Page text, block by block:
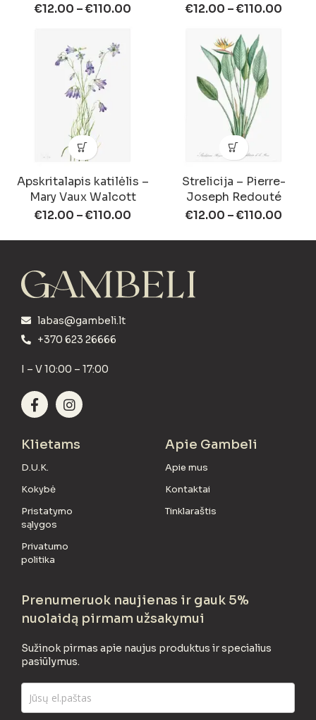
€12.00 –€110.00
€12.00 –€110.00
Apskritalapis katilėlis –
Mary Vaux Walcott
€12.00 –€110.00
Strelicija – Pierre-
Joseph Redouté
€12.00 –€110.00
labas@gambeli.lt
+370 623 26666
I – V 10:00 – 17:00
Klietams
D.U.K.
Kokybė
Pristatymo
sąlygos
Privatumo
politika
Apie Gambeli
Apie mus
Kontaktai
Tinklaraštis
Prenumeruok naujienas ir gauk 5%
nuolaidą pirmam užsakymui
Sužinok pirmas apie naujus produktus ir specialius
pasiūlymus.